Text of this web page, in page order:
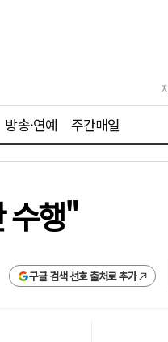
방송·연예 주간매일
수행"
구글 검색 선호 출처로 추가